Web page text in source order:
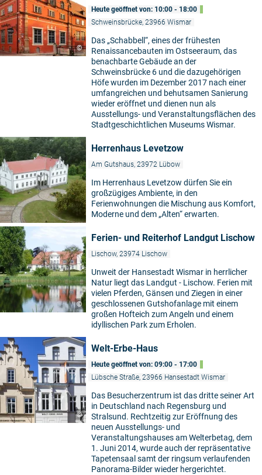
©
Heute geöffnet von: 10:00 - 18:00
Schweinsbrücke, 23966 Wismar
Das „Schabbell“, eines der frühesten
Renaissancebauten im Ostseeraum, das
benachbarte Gebäude an der
Schweinsbrücke 6 und die dazugehörigen
Höfe wurden im Dezember 2017 nach einer
umfangreichen und behutsamen Sanierung
wieder eröffnet und dienen nun als
Ausstellungs- und Veranstaltungsflächen des
Stadtgeschichtlichen Museums Wismar.
Herrenhaus Levetzow
Am Gutshaus, 23972 Lübow
Im Herrenhaus Levetzow dürfen Sie ein
großzügiges Ambiente, in den
Ferienwohnungen die Mischung aus Komfort,
Moderne und dem „Alten“ erwarten.
©
Ferien- und Reiterhof Landgut Lischow
Lischow, 23974 Lischow
Unweit der Hansestadt Wismar in herrlicher
Natur liegt das Landgut - Lischow. Ferien mit
vielen Pferden, Gänsen und Ziegen in einer
geschlossenen Gutshofanlage mit einem
großen Hofteich zum Angeln und einem
idyllischen Park zum Erholen.
©
Welt-Erbe-Haus
Heute geöffnet von: 09:00 - 17:00
Lübsche Straße, 23966 Hansestadt Wismar
Das Besucherzentrum ist das dritte seiner Art
in Deutschland nach Regensburg und
Stralsund. Rechtzeitig zur Eröffnung des
neuen Ausstellungs- und
Veranstaltungshauses am Welterbetag, dem
1. Juni 2014, wurde auch der repräsentative
Tapetensaal samt der ringsum verlaufenden
Panorama-Bilder wieder hergerichtet.